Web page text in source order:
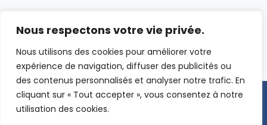
Nous respectons votre vie privée.
Nous utilisons des cookies pour améliorer votre
expérience de navigation, diffuser des publicités ou
des contenus personnalisés et analyser notre trafic. En
cliquant sur « Tout accepter », vous consentez à notre
utilisation des cookies.